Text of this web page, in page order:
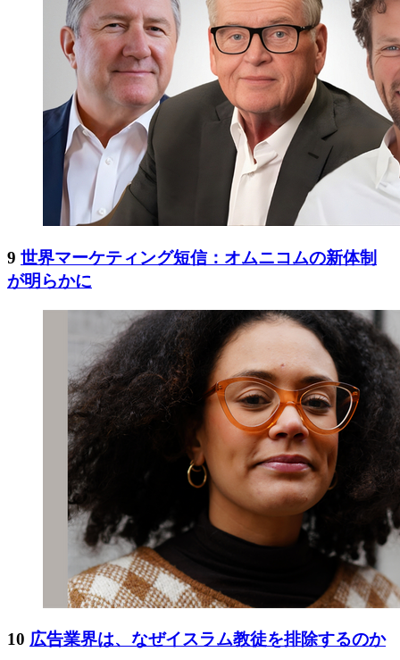
9 世界マーケティング短信：オムニコムの新体制
が明らかに
10 広告業界は、なぜイスラム教徒を排除するのか